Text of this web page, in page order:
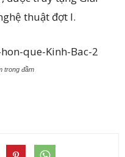
thuật đợt I.
trong đầm